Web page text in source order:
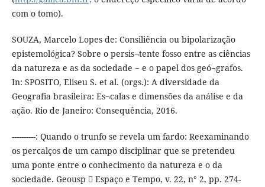
com o tomo).
SOUZA, Marcelo Lopes de: Consiliência ou bipolarização
epistemológica? Sobre o persis¬tente fosso entre as ciências
da natureza e as da sociedade − e o papel dos geó¬grafos.
In: SPOSITO, Eliseu S. et al. (orgs.): A diversidade da
Geografia brasileira: Es¬calas e dimensões da análise e da
ação. Rio de Janeiro: Consequência, 2016.
----------: Quando o trunfo se revela um fardo: Reexaminando
os percalços de um campo disciplinar que se pretendeu
uma ponte entre o conhecimento da natureza e o da
sociedade. Geousp  Espaço e Tempo, v. 22, n° 2, pp. 274-